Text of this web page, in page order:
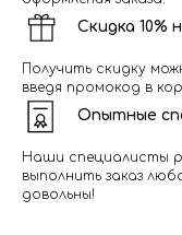
Скидка 10%
Получить скидку
введя промокод в
Опытные
Наши специалисты
выполнить заказ
довольны!